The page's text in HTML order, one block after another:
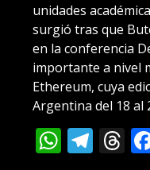
unidades
surgió tras que
en la conferencia
importante a nivel
Ethereum, cuya
Argentina del 18 al